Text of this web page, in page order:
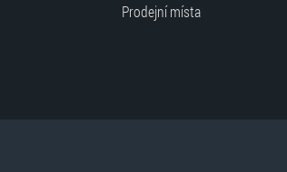
Prodejní místa